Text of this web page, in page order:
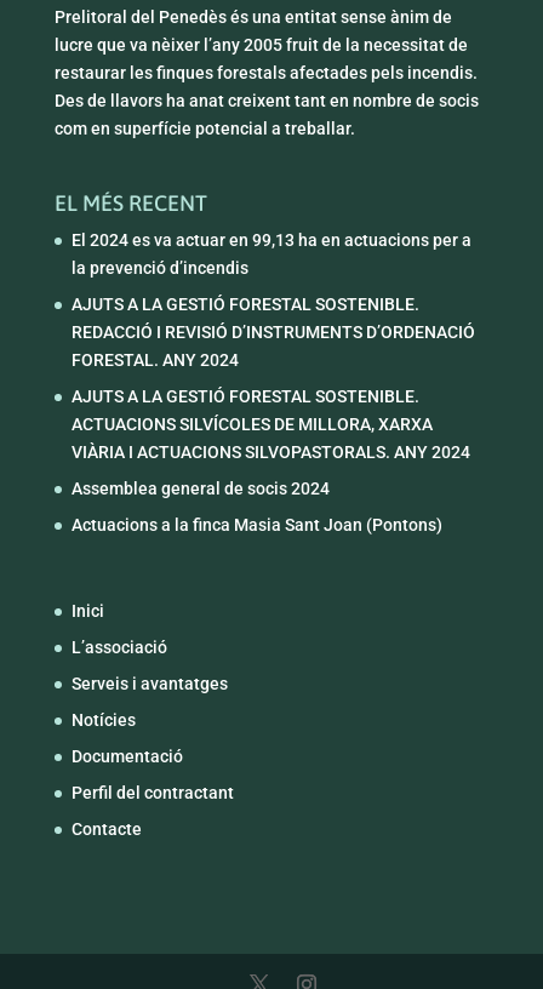
Prelitoral del Penedès és una entitat sense ànim de
lucre que va nèixer l’any 2005 fruit de la necessitat de
restaurar les finques forestals afectades pels incendis.
Des de llavors ha anat creixent tant en nombre de socis
com en superfície potencial a treballar.
EL MÉS RECENT
El 2024 es va actuar en 99,13 ha en actuacions per a
la prevenció d’incendis
AJUTS A LA GESTIÓ FORESTAL SOSTENIBLE.
REDACCIÓ I REVISIÓ D’INSTRUMENTS D’ORDENACIÓ
FORESTAL. ANY 2024
AJUTS A LA GESTIÓ FORESTAL SOSTENIBLE.
ACTUACIONS SILVÍCOLES DE MILLORA, XARXA
VIÀRIA I ACTUACIONS SILVOPASTORALS. ANY 2024
Assemblea general de socis 2024
Actuacions a la finca Masia Sant Joan (Pontons)
Inici
L’associació
Serveis i avantatges
Notícies
Documentació
Perfil del contractant
Contacte